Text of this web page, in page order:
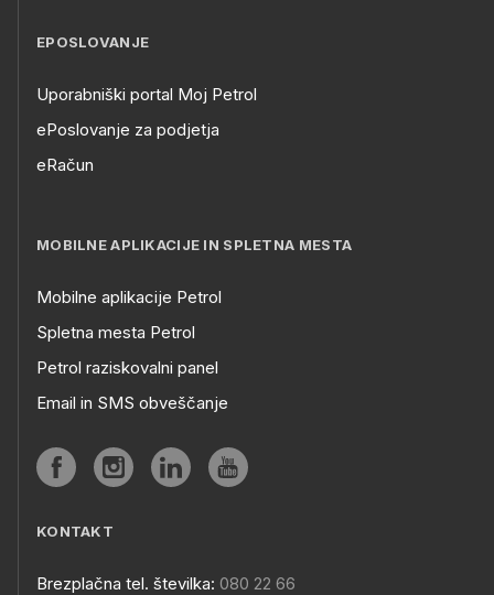
EPOSLOVANJE
Uporabniški portal Moj Petrol
ePoslovanje za podjetja
eRačun
MOBILNE APLIKACIJE IN SPLETNA MESTA
Mobilne aplikacije Petrol
Spletna mesta Petrol
Petrol raziskovalni panel
Email in SMS obveščanje
KONTAKT
Brezplačna tel. številka: 080 22 66